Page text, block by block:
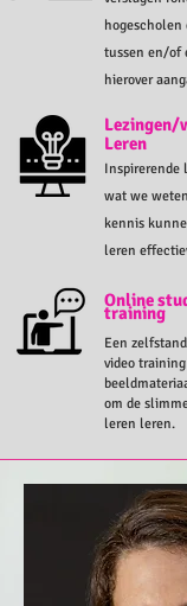
tussen en/of
hierover
Lezingen/
Leren
Inspirerende
wat we
kennis
leren
Online
training
Een
video
om de
leren leren.